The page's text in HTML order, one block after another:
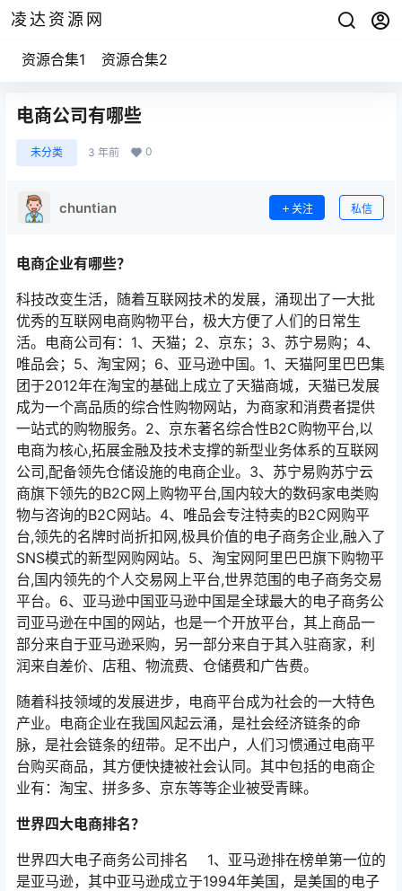
凌达资源网
资源合集1 资源合集2
电商公司有哪些
未分类 3 年前 0
chuntian 关注 私信
电商企业有哪些？
科技改变生活，随着互联网技术的发展，涌现出了一大批
优秀的互联网电商购物平台，极大方便了人们的日常生
活。电商公司有：1、天猫；2、京东；3、苏宁易购；4、
唯品会；5、淘宝网；6、亚马逊中国。1、天猫阿里巴巴集
团于2012年在淘宝的基础上成立了天猫商城，天猫已发展
成为一个高品质的综合性购物网站，为商家和消费者提供
一站式的购物服务。2、京东著名综合性B2C购物平台,以
电商为核心,拓展金融及技术支撑的新型业务体系的互联网
公司,配备领先仓储设施的电商企业。3、苏宁易购苏宁云
商旗下领先的B2C网上购物平台,国内较大的数码家电类购
物与咨询的B2C网站。4、唯品会专注特卖的B2C网购平
台,领先的名牌时尚折扣网,极具价值的电子商务企业,融入了
SNS模式的新型网购网站。5、淘宝网阿里巴巴旗下购物平
台,国内领先的个人交易网上平台,世界范围的电子商务交易
平台。6、亚马逊中国亚马逊中国是全球最大的电子商务公
司亚马逊在中国的网站，也是一个开放平台，其上商品一
部分来自于亚马逊采购，另一部分来自于其入驻商家，利
润来自差价、店租、物流费、仓储费和广告费。
随着科技领域的发展进步，电商平台成为社会的一大特色
产业。电商企业在我国风起云涌，是社会经济链条的命
脉，是社会链条的纽带。足不出户，人们习惯通过电商平
台购买商品，其方便快捷被社会认同。其中包括的电商企
业有：淘宝、拼多多、京东等等企业被受青睐。
世界四大电商排名？
世界四大电子商务公司排名 1、亚马逊排在榜单第一位的
是亚马逊，其中亚马逊成立于1994年美国，是美国的电子